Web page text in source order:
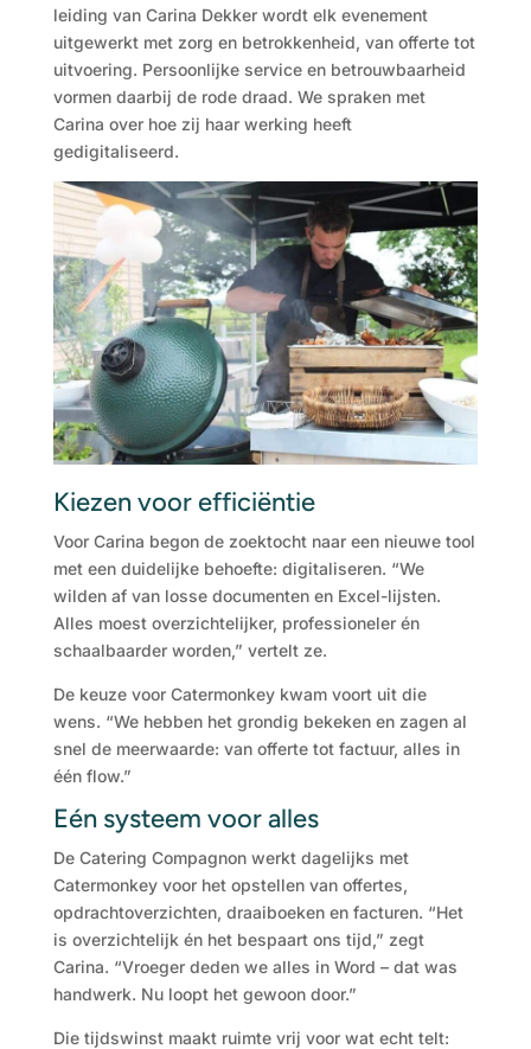
leiding van Carina Dekker wordt elk evenement
uitgewerkt met zorg en betrokkenheid, van offerte tot
uitvoering. Persoonlijke service en betrouwbaarheid
vormen daarbij de rode draad. We spraken met
Carina over hoe zij haar werking heeft
gedigitaliseerd.
Kiezen voor efficiëntie
Voor Carina begon de zoektocht naar een nieuwe tool
met een duidelijke behoefte: digitaliseren. “We
wilden af van losse documenten en Excel-lijsten.
Alles moest overzichtelijker, professioneler én
schaalbaarder worden,” vertelt ze.
De keuze voor Catermonkey kwam voort uit die
wens. “We hebben het grondig bekeken en zagen al
snel de meerwaarde: van offerte tot factuur, alles in
één flow.”
Eén systeem voor alles
De Catering Compagnon werkt dagelijks met
Catermonkey voor het opstellen van offertes,
opdrachtoverzichten, draaiboeken en facturen. “Het
is overzichtelijk én het bespaart ons tijd,” zegt
Carina. “Vroeger deden we alles in Word – dat was
handwerk. Nu loopt het gewoon door.”
Die tijdswinst maakt ruimte vrij voor wat echt telt: